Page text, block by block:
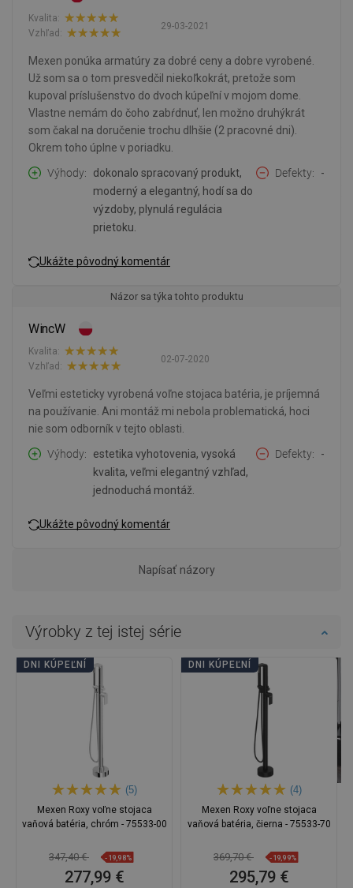
29-03-2021
Kvalita:
Vzhľad:
Mexen ponúka armatúry za dobré ceny a dobre vyrobené.
Už som sa o tom presvedčil niekoľkokrát, pretože som
kupoval príslušenstvo do dvoch kúpeľní v mojom dome.
Vlastne nemám do čoho zabŕdnuť, len možno druhýkrát
som čakal na doručenie trochu dlhšie (2 pracovné dni).
Okrem toho úplne v poriadku.
Výhody
dokonalo spracovaný produkt,
moderný a elegantný, hodí sa do
výzdoby, plynulá regulácia
prietoku.
Defekty -
Ukážte pôvodný komentár
Názor sa týka tohto produktu
WincW
02-07-2020
Kvalita:
Vzhľad:
Veľmi esteticky vyrobená voľne stojaca batéria, je príjemná
na používanie. Ani montáž mi nebola problematická, hoci
nie som odborník v tejto oblasti.
Výhody
estetika vyhotovenia, vysoká
kvalita, veľmi elegantný vzhľad,
jednoduchá montáž.
Defekty -
Ukážte pôvodný komentár
Napísať názory
Výrobky z tej istej série
DNI KÚPEĽNÍ
(5)
Mexen Roxy voľne stojaca
vaňová batéria, chróm - 75533-00
347,40 € -19,98%
277,99 €
DNI KÚPEĽNÍ
(4)
Mexen Roxy voľne stojaca
vaňová batéria, čierna - 75533-70
369,70 € -19,99%
295,79 €